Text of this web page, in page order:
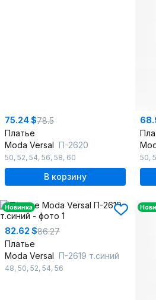
75.24 $78.5
Платье
Moda Versal П-2620
50, 52, 54, 56, 58, 60
В корзину
50,
Новинка
82.62 $86.27
Платье
Moda Versal П-2619 т.синий
48, 50, 52, 54, 56